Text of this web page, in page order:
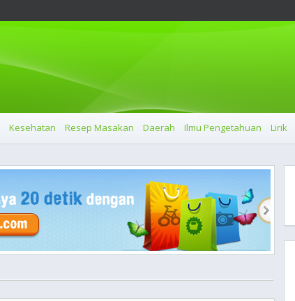
Kesehatan Resep Masakan Daerah Ilmu Pengetahuan Lirik